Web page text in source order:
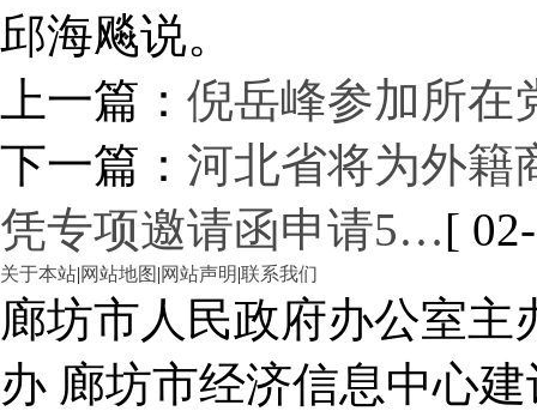
邱海飚说。
上一篇： 倪岳峰参加所在
下一篇： 河北省将为外籍
凭专项邀请函申请5…[
关于本站|网站地图 |网站声明|联系我们
廊坊市人民政府办公室
办 廊坊市经济信息中心建